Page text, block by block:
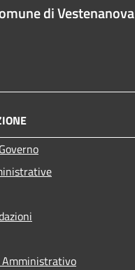
di Vestenanova
Amministrativo